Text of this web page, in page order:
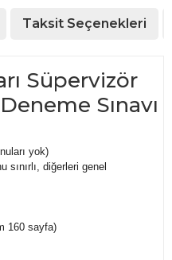
Taksit Seçenekleri
Süpervizör
Sınavı
yok)
sınırlı, diğerleri genel
160 sayfa)